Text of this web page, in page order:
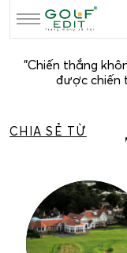
"Chiến thắng
được chiến
CHIA SẺ TỪ